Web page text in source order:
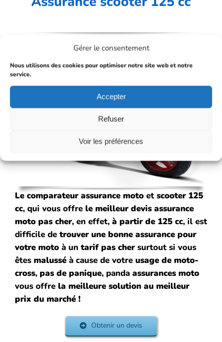
Gérer le consentement
Nous utilisons des cookies pour optimiser notre site web et notre
service.
Accepter
Refuser
Voir les préférences
Le comparateur assurancemotoet scooter 125
cc, qui vous offre le meilleur devis assurance
moto pas cher, en effet, à partir de 125 cc, il est
difficile detrouver une bonne assurance pour
votre motoà untarif pas chersurtout si vous
êtes malussé à cause de votre usage de moto-
cross, pas de panique, panda assurances moto
vous offrela meilleure solution au meilleur
prix du marché !
Obtenir un devis